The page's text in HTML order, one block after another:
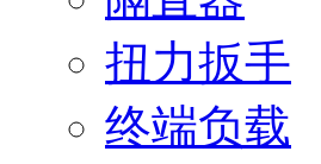
扭力扳手
终端负载